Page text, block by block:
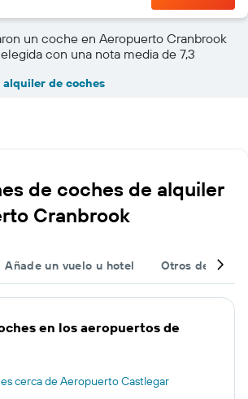
un coche en Aeropuerto Cranbrook
con una nota media de 7,3
alquiler de coches
de coches de alquiler
Cranbrook
Añade un vuelo u hotel Otros destinos
en los aeropuertos de
cerca de Aeropuerto Castlegar